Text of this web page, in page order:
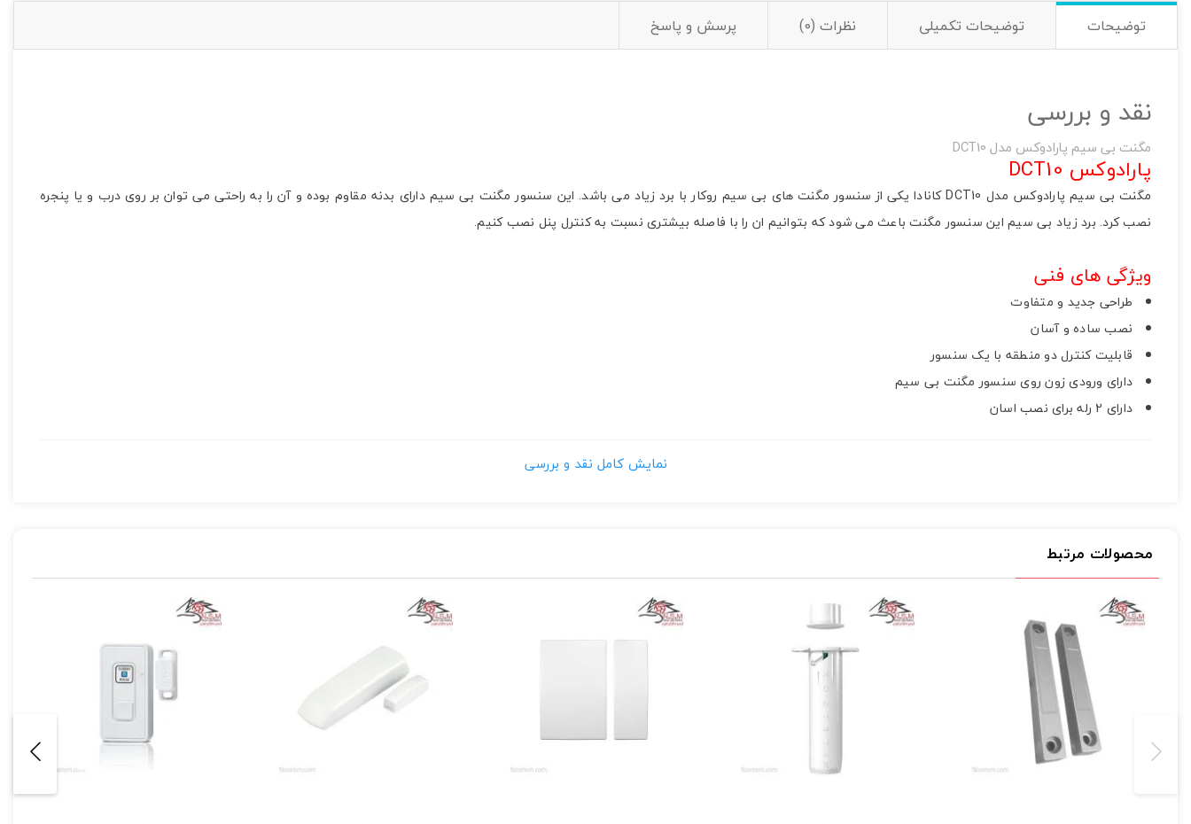
توضیحات توضیحات تکمیلی نظرات (0) پرسش و پاسخ
نقد و بررسی
مگنت بی سیم پارادوکس مدل DCT10
پارادوکس DCT10
مگنت بی سیم پارادوکس مدل DCT10 کانادا یکی از سنسور مگنت های بی سیم روکار با برد زیاد می باشد. این سنسور مگنت بی سیم دارای بدنه مقاوم بوده و آن را به راحتی می توان بر روی درب و یا پنجره
نصب کرد. برد زیاد بی سیم این سنسور مگنت باعث می شود که بتوانیم ان را با فاصله بیشتری نسبت به کنترل پنل نصب کنیم.
ویژگی های فنی
طراحی جدید و متفاوت
نصب ساده و آسان
قابلیت کنترل دو منطقه با یک سنسور
دارای ورودی زون روی سنسور مگنت بی سیم
دارای 2 رله برای نصب اسان
دارای 2 زون همخوان که هر زون مستقل است و شماره سریال مربوط به خود را دارند
زون 1 دارای ورودی فرستندة چند منظوره (N.O./N.C)
زون 2 دارای یک رید سوئیچ با حساسیت بالا ( دارای مگنت )
کارکرد با فرکانسهای 433 و 868 مگاهرتز
همخوان با سری MG ، گیرنده بی سیم RTX3 ، کیپد K32LX
دارای استاندارد EN50131 Gared 2
نگاهی تخصصی تر به مگنت پارادوکس DCT10
نمایش کامل نقد و بررسی
محصولات مرتبط